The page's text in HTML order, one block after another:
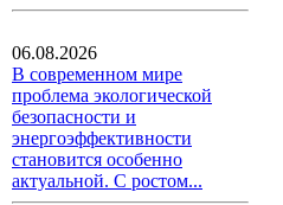
06.08.2026
В современном мире
проблема экологической
безопасности и
энергоэффективности
становится особенно
актуальной. С ростом...